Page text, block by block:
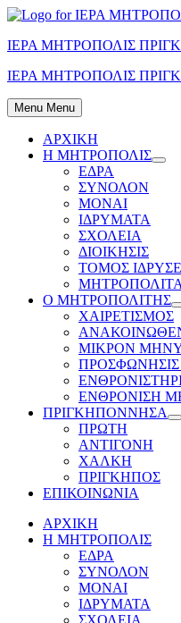
Skip
content
ΙΕΡΑ ΜΗΤΡΟΠΟΛΙΣ
ΙΕΡΑ ΜΗΤΡΟΠΟΛΙΣ
Menu Menu
ΑΡΧΙΚΗ
Η ΜΗΤΡΟΠΟΛΙΣ
Show
ΕΔΡΑ
ΣΥΝΟΛΟΝ
ΜΟΝΑΙ
ΙΔΡΥΜΑΤΑ
ΣΧΟΛΕΙΑ
ΔΙΟΙΚΗΣΙΣ
ΤΟΜΟΣ
Ο ΜΗΤΡΟΠΟΛΙΤΗΣ
ΧΑΙΡΕΤΙΣΜΟΣ
ΜΙΚΡΟΝ
ΕΝΘΡΟΝΙΣΗ
ΠΡΙΓΚΗΠΟΝΝΗΣΑ
ΠΡΩΤΗ
ΑΝΤΙΓΟΝΗ
ΧΑΛΚΗ
ΠΡΙΓΚΗΠΟΣ
ΕΠΙΚΟΙΝΩΝΙΑ
ΑΡΧΙΚΗ
Η ΜΗΤΡΟΠΟΛΙΣ
ΕΔΡΑ
ΣΥΝΟΛΟΝ
ΜΟΝΑΙ
ΙΔΡΥΜΑΤΑ
ΣΧΟΛΕΙΑ